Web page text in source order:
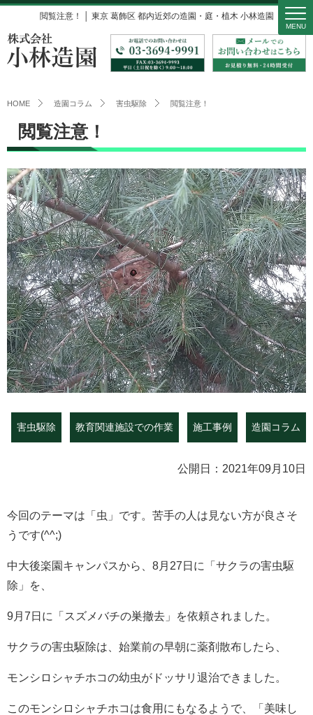
閲覧注意！ │ 東京 葛飾区 都内近郊の造園・庭・植木 小林造園
MENU
HOME 造園コラム 害虫駆除 閲覧注意！
閲覧注意！
害虫駆除 教育関連施設での作業 施工事例 造園コラム
公開日：2021年09月10日
今回のテーマは「虫」です。苦手の人は見ない方が良さそ
うです(^^;)
中大後楽園キャンパスから、8月27日に「サクラの害虫駆
除」を、
9月7日に「スズメバチの巣撤去」を依頼されました。
サクラの害虫駆除は、始業前の早朝に薬剤散布したら、
モンシロシャチホコの幼虫がドッサリ退治できました。
このモンシロシャチホコは食用にもなるようで、「美味し